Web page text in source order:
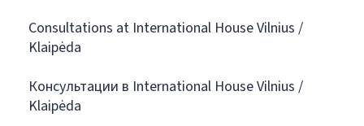
Consultations at International House Vilnius /
Klaipėda
Консультации в International House Vilnius /
Klaipėda